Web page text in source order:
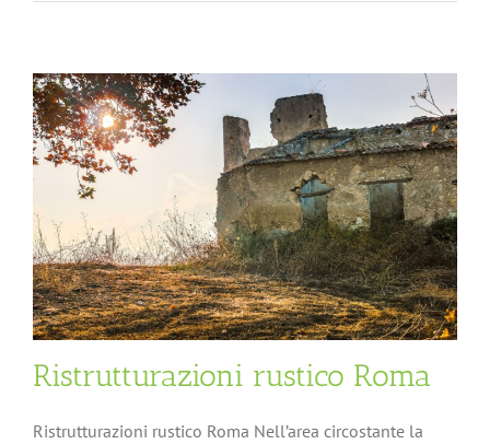
Ristrutturazioni rustico Roma
Ristrutturazioni rustico Roma Nell’area circostante la